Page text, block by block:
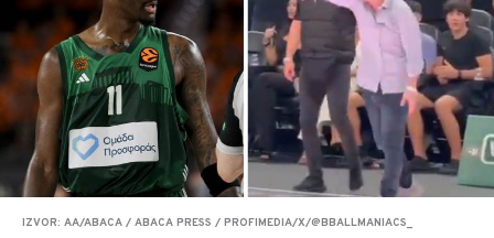
IZVOR: AA/ABACA / ABACA PRESS / PROFIMEDIA/X/@BBALLMANIACS_